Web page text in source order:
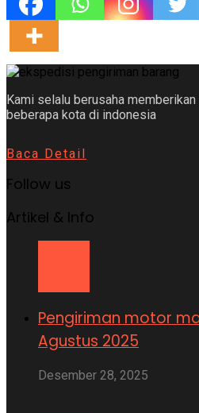
Kami selalu berusaha
beberapa kota di indonesia
Baca Detail
Follow us
Artikel & Info
Pengiriman motor
Agustus 2025
Desember 28, 2025